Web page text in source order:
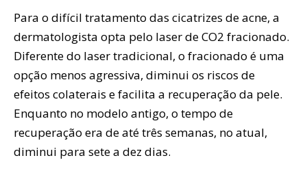
Para o difícil tratamento das cicatrizes de acne, a
dermatologista opta pelo laser de CO2 fracionado.
Diferente do laser tradicional, o fracionado é uma
opção menos agressiva, diminui os riscos de
efeitos colaterais e facilita a recuperação da pele.
Enquanto no modelo antigo, o tempo de
recuperação era de até três semanas, no atual,
diminui para sete a dez dias.